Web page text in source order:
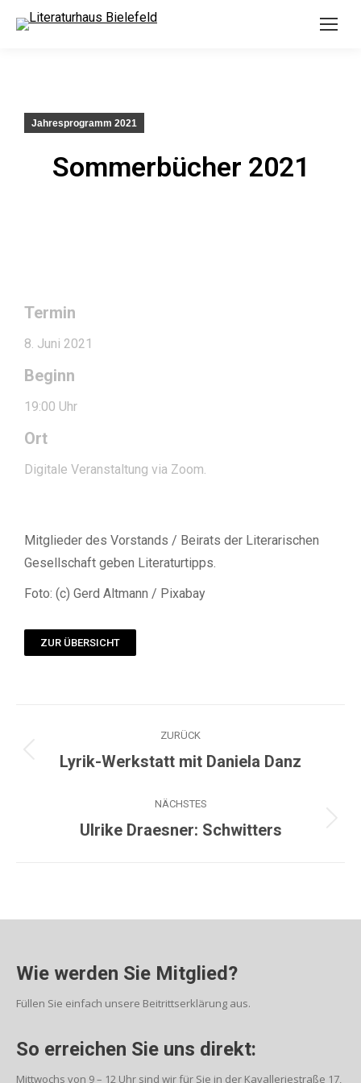
Jahresprogramm 2021
Sommerbücher 2021
Termin
8. Juni 2021
Beginn
19:00 Uhr
Ort
Digitale Veranstaltung via Zoom.
Mitglieder des Vorstands / Beirats der Literarischen
Gesellschaft geben Literaturtipps.
Foto: (c) Gerd Altmann / Pixabay
ZUR ÜBERSICHT
ZURÜCK
Lyrik-Werkstatt mit Daniela Danz
NÄCHSTES
Ulrike Draesner: Schwitters
Wie werden Sie Mitglied?
Füllen Sie einfach unsere Beitrittserklärung aus.
So erreichen Sie uns direkt:
Mittwochs von 9 – 12 Uhr sind wir für Sie in der Kavalleriestraße 17,